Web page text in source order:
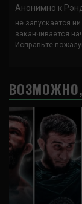
Анонимно к
не запускается
заканчивается
Исправьте